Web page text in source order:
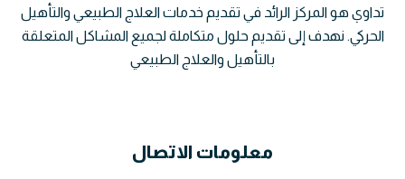
تداوي هو المركز الرائد في تقديم خدمات العلاج الطبيعي والتأهيل
الحركي. نهدف إلى تقديم حلول متكاملة لجميع المشاكل المتعلقة
بالتأهيل والعلاج الطبيعي
معلومات الاتصال